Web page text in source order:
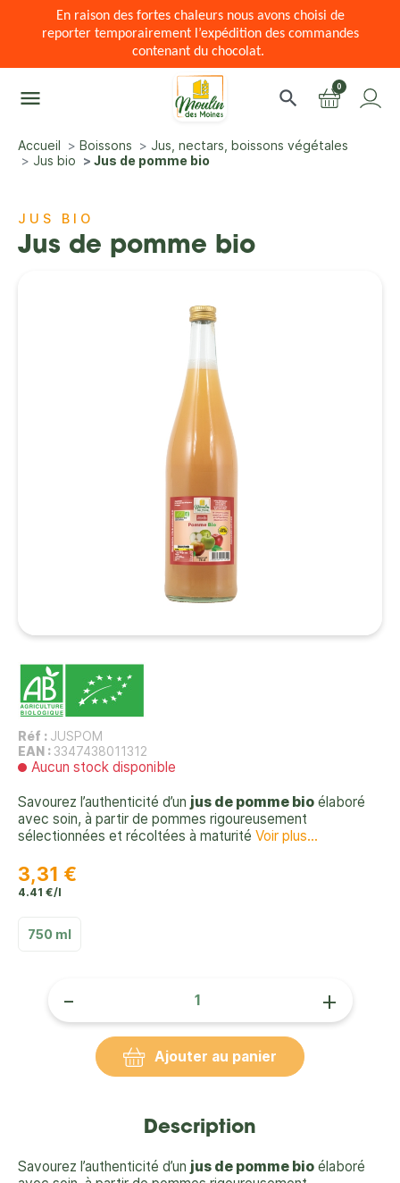
En raison des fortes chaleurs nous avons choisi de
reporter temporairement l’expédition des commandes
contenant du chocolat.
menu search 0
Accueil Boissons
Jus, nectars, boissons végétales
Jus bio
Jus de pomme bio
JUS BIO
Jus de pomme bio
Réf : JUSPOM
EAN : 3347438011312
Aucun stock disponible
Savourez l’authenticité d’un jus de pomme bio élaboré
avec soin, à partir de pommes rigoureusement
sélectionnées et récoltées à maturité Voir plus...
3,31 €
4.41 €/l
750 ml
- +
Ajouter au panier
Description
Savourez l’authenticité d’un jus de pomme bio élaboré